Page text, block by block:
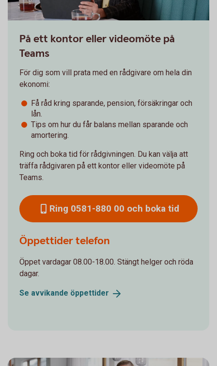
På ett kontor eller videomöte på
Teams
För dig som vill prata med en rådgivare om hela din
ekonomi:
Få råd kring sparande, pension, försäkringar och
lån.
Tips om hur du får balans mellan sparande och
amortering.
Ring och boka tid för rådgivningen. Du kan välja att
träffa rådgivaren på ett kontor eller videomöte på
Teams.
Ring 0581-880 00 och boka tid
Öppettider telefon
Öppet vardagar 08.00-18.00. Stängt helger och röda
dagar.
Se avvikande öppettider